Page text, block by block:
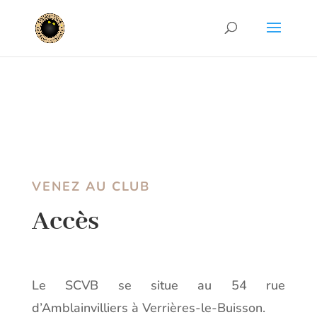
VENEZ AU CLUB
Accès
Le SCVB se situe au 54 rue
d’Amblainvilliers à Verrières-le-Buisson.